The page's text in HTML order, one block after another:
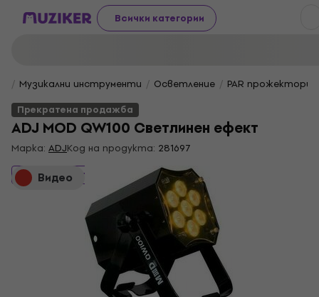
Всички категории
Музикални инструменти Осветление
PAR прожектори
Прекратена продажба
ADJ MOD QW100 Светлинен ефект
Марка: ADJКод на продукта: 281697
Видео
Прекратена продажба